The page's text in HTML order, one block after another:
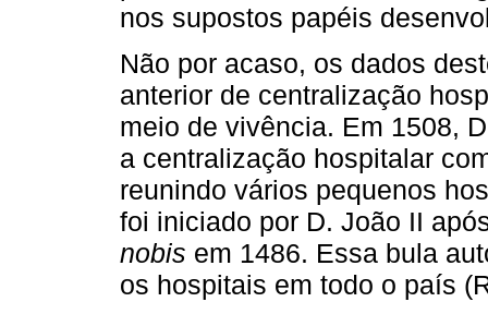
nos supostos papéis
Não por acaso, os dados
anterior de centralização
meio de vivência. Em 1508,
a centralização hospitalar
reunindo vários pequenos
foi iniciado por D. João II
nobis em 1486. Essa bula
os hospitais em todo o país